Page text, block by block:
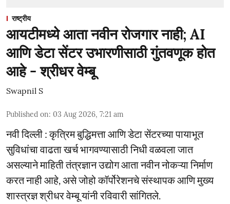
राष्ट्रीय
आयटीमध्ये आता नवीन रोजगार नाही; AI
आणि डेटा सेंटर उभारणीसाठी गुंतवणूक होत
आहे - श्रीधर वेम्बू
Swapnil S
Published on: 03 Aug 2026, 7:21 am
नवी दिल्ली : कृत्रिम बुद्धिमत्ता आणि डेटा सेंटरच्या पायाभूत
सुविधांचा वाढता खर्च भागवण्यासाठी निधी वळवला जात
असल्याने माहिती तंत्रज्ञान उद्योग आता नवीन नोकऱ्या निर्माण
करत नाही आहे, असे जोहो कॉर्पोरेशनचे संस्थापक आणि मुख्य
शास्त्रज्ञ श्रीधर वेम्बू यांनी रविवारी सांगितले.